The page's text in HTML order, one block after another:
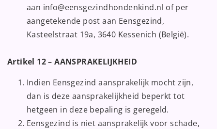
aan info@eensgezindhondenkind.nl of per
aangetekende post aan Eensgezind,
Kasteelstraat 19a, 3640 Kessenich (België).
Artikel 12 – AANSPRAKELIJKHEID
Indien Eensgezind aansprakelijk mocht zijn,
dan is deze aansprakelijkheid beperkt tot
hetgeen in deze bepaling is geregeld.
Eensgezind is niet aansprakelijk voor schade,